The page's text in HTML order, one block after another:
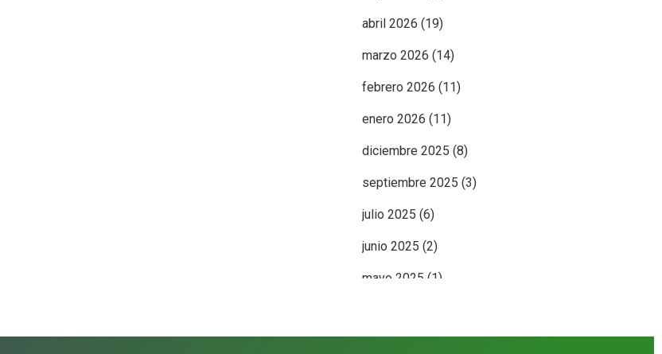
abril 2026 (19)
marzo 2026 (14)
febrero 2026 (11)
enero 2026 (11)
diciembre 2025 (8)
septiembre 2025 (3)
julio 2025 (6)
junio 2025 (2)
mayo 2025 (1)